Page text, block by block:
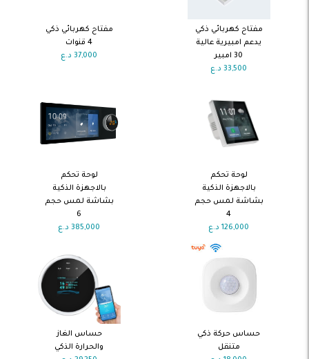
اضف الى
السلة
مفتاح كهربائي ذكي
يدعم امبيرية عالية
30 امبير
33,500 د.ع
اضف الى
السلة
مفتاح كهربائي ذكي
4 قنوات
37,000 د.ع
اضف الى
السلة
لوحة تحكم
بالاجهزة الذكية
بشاشة لمس حجم
4
126,000 د.ع
اضف الى
السلة
لوحة تحكم
بالاجهزة الذكية
بشاشة لمس حجم
6
385,000 د.ع
اضف الى
السلة
حساس حركة ذكي
متنقل
اضف الى
السلة
حساس الغاز
والحرارة الذكي